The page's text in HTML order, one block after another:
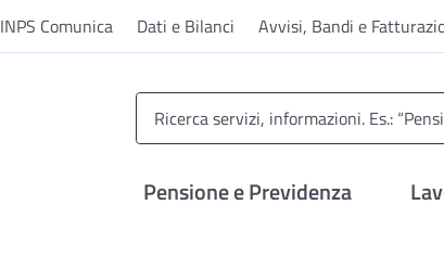
INPS Comunica Dati e Bilanci Avvisi, Bandi e
Pensione e Previdenza